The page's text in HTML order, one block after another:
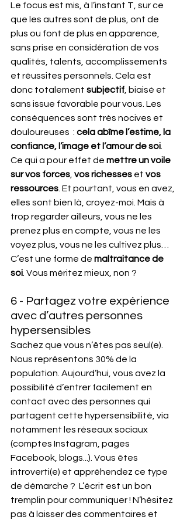
Le focus est mis, à l’instant T, sur ce
que les autres sont de plus, ont de
plus ou font de plus en apparence,
sans prise en considération de vos
qualités, talents, accomplissements
et réussites personnels. Cela est
donc totalement subjectif, biaisé et
sans issue favorable pour vous. Les
conséquences sont très nocives et
douloureuses  : cela abîme l’estime, la
confiance, l’image et l’amour de soi.
Ce qui a pour effet de mettre un voile
sur vos forces, vos richesses et vos
ressources. Et pourtant, vous en avez,
elles sont bien là, croyez-moi. Mais à
trop regarder ailleurs, vous ne les
prenez plus en compte, vous ne les
voyez plus, vous ne les cultivez plus…
C’est une forme de maltraitance de
soi. Vous méritez mieux, non ?
6 - Partagez votre expérience
avec d’autres personnes
hypersensibles
Sachez que vous n’êtes pas seul(e).
Nous représentons 30% de la
population. Aujourd’hui, vous avez la
possibilité d’entrer facilement en
contact avec des personnes qui
partagent cette hypersensibilité, via
notamment les réseaux sociaux
(comptes Instagram, pages
Facebook, blogs...). Vous êtes
introverti(e) et appréhendez ce type
de démarche ?  L’écrit est un bon
tremplin pour communiquer ! N’hésitez
pas à laisser des commentaires et